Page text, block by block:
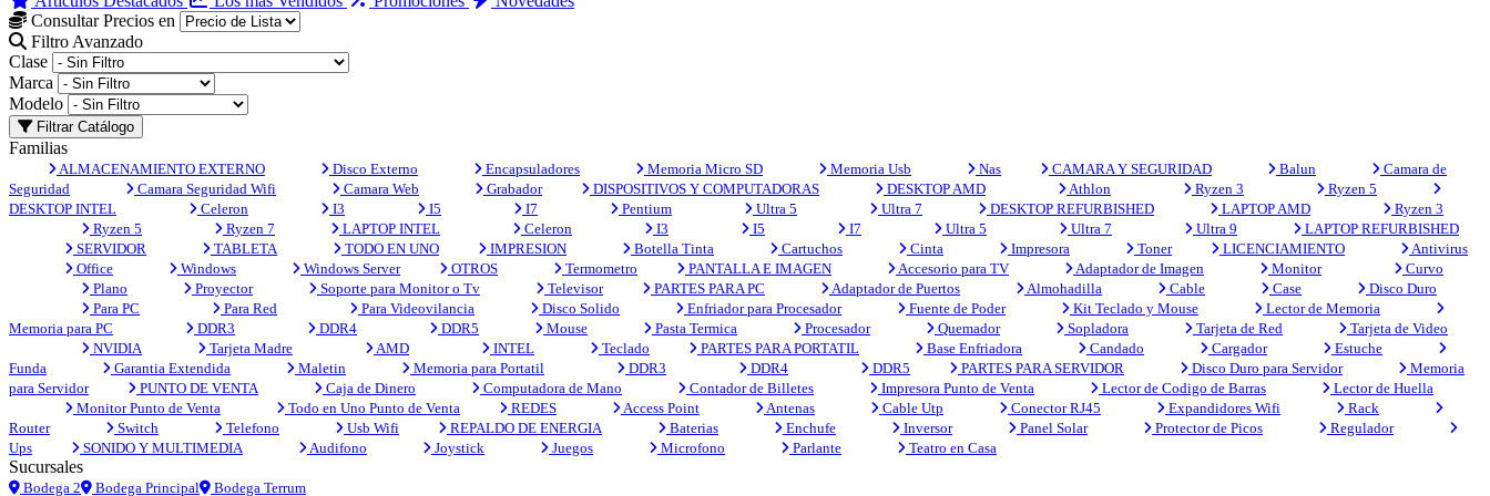
Consultar Precios en
Filtro Avanzado
Clase
Marca
Modelo
Filtrar Catálogo
Familias
ALMACENAMIENTO EXTERNO Disco Externo Encapsuladores Memoria Micro SD Memoria Usb Nas CAMARA Y SEGURIDAD Balun
Camara de
Seguridad
Camara Seguridad Wifi Camara Web Grabador DISPOSITIVOS Y COMPUTADORAS DESKTOP AMD Athlon Ryzen 3
Ryzen 5
DESKTOP INTEL
Celeron I3 I5 I7 Pentium Ultra 5 Ultra 7 DESKTOP REFURBISHED LAPTOP AMD
Ryzen 3
Ryzen 5
Ryzen 7 LAPTOP INTEL Celeron I3 I5 I7 Ultra 5 Ultra 7 Ultra 9
LAPTOP REFURBISHED
SERVIDOR
TABLETA TODO EN UNO IMPRESION Botella Tinta Cartuchos Cinta Impresora Toner LICENCIAMIENTO
Antivirus
Office
Windows Windows Server OTROS Termometro PANTALLA E IMAGEN Accesorio para TV Adaptador de Imagen Monitor
Curvo
Plano
Proyector Soporte para Monitor o Tv Televisor PARTES PARA PC Adaptador de Puertos Almohadilla Cable Case
Disco Duro
Para PC
Para Red Para Videovilancia Disco Solido Enfriador para Procesador Fuente de Poder Kit Teclado y Mouse
Lector de Memoria
Memoria para PC
DDR3 DDR4 DDR5 Mouse Pasta Termica Procesador Quemador Sopladora Tarjeta de Red
Tarjeta de Video
NVIDIA
Tarjeta Madre AMD INTEL Teclado PARTES PARA PORTATIL Base Enfriadora Candado Cargador
Estuche
Funda
Garantia Extendida Maletin Memoria para Portatil DDR3 DDR4 DDR5 PARTES PARA SERVIDOR Disco Duro para Servidor
Memoria
para Servidor
PUNTO DE VENTA Caja de Dinero Computadora de Mano Contador de Billetes Impresora Punto de Venta Lector de Codigo de Barras
Lector de Huella
Monitor Punto de Venta
Todo en Uno Punto de Venta REDES Access Point Antenas Cable Utp Conector RJ45 Expandidores Wifi
Rack
Router
Switch Telefono Usb Wifi REPALDO DE ENERGIA Baterias Enchufe Inversor Panel Solar Protector de Picos
Regulador
Ups
SONIDO Y MULTIMEDIA Audifono Joystick Juegos Microfono Parlante Teatro en Casa
Sucursales
Bodega 2 Bodega Principal Bodega Terrum